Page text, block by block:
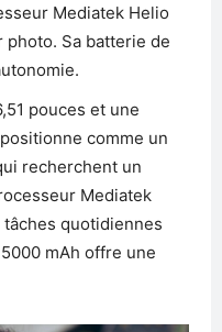
Mediatek Helio
photo. Sa batterie de
pouces et une
comme un
recherchent un
Mediatek
quotidiennes
mAh offre une